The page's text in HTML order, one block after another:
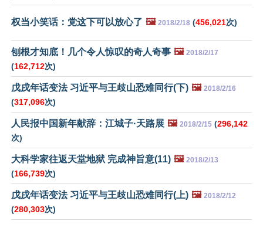
权当小笑话：党这下可以放心了 🖼️ 2018/2/18 (456,021次)
刨根才知底！几个令人惊叹的奇人奇事 🖼️ 2018/2/17
(162,712次)
戊戌年话变法 习近平与王歧山恐难同行(下) 🖼️ 2018/2/16
(317,096次)
人民报中国新年献辞：江城子·天路展 🖼️ 2018/2/15 (296,142
次)
大科学家往返天堂地狱 完成神旨意(11) 🖼️ 2018/2/13
(166,739次)
戊戌年话变法 习近平与王歧山恐难同行(上) 🖼️ 2018/2/12
(280,303次)